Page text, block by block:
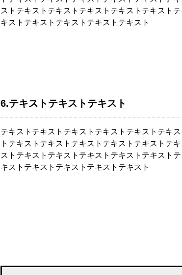
ストテキストテキストテキストテキストテキスト
キストテキストテキストテキストテキスト
6.テキストテキストテキスト
テキストテキストテキストテキストテキストテキ
トテキストテキストテキストテキストテキストテ
ストテキストテキストテキストテキストテキスト
キストテキストテキストテキストテキスト